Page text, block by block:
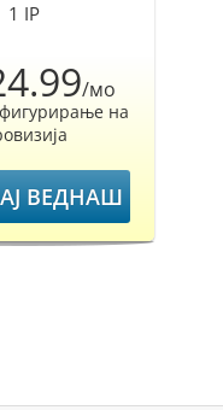
1 IP
/мо
на
ВЕДНАШ